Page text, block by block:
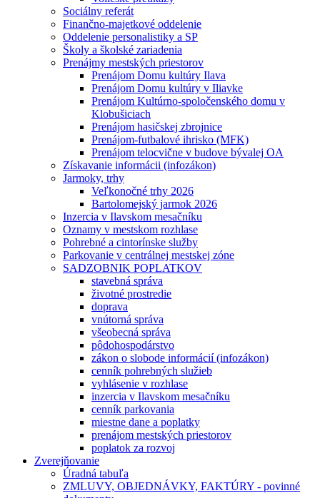
Sociálny referát
Finančno-majetkové oddelenie
Oddelenie personalistiky a SP
Školy a školské zariadenia
Prenájmy mestských priestorov
Prenájom Domu kultúry Ilava
Prenájom Domu kultúry v Iliavke
Prenájom Kultúrno-spoločenského domu v
Klobušiciach
Prenájom hasičskej zbrojnice
Prenájom-futbalové ihrisko (MFK)
Prenájom telocvične v budove bývalej OA
Získavanie informácii (infozákon)
Jarmoky, trhy
Veľkonočné trhy 2026
Bartolomejský jarmok 2026
Inzercia v Ilavskom mesačníku
Oznamy v mestskom rozhlase
Pohrebné a cintorínske služby
Parkovanie v centrálnej mestskej zóne
SADZOBNIK POPLATKOV
stavebná správa
životné prostredie
doprava
vnútorná správa
všeobecná správa
pôdohospodárstvo
zákon o slobode informácií (infozákon)
cenník pohrebných služieb
vyhlásenie v rozhlase
inzercia v Ilavskom mesačníku
cenník parkovania
miestne dane a poplatky
prenájom mestských priestorov
poplatok za rozvoj
Zverejňovanie
Úradná tabuľa
ZMLUVY, OBJEDNÁVKY, FAKTÚRY - povinné